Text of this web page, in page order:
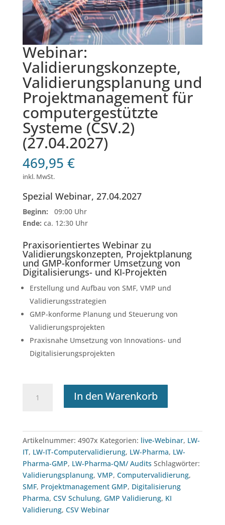
Webinar:
Validierungskonzepte,
Validierungsplanung und
Projektmanagement für
computergestützte
Systeme (CSV.2)
(27.04.2027)
469,95 €
inkl. MwSt.
Spezial Webinar, 27.04.2027
Beginn: 09:00 Uhr
Ende: ca. 12:30 Uhr
Praxisorientiertes Webinar zu
Validierungskonzepten, Projektplanung
und GMP-konformer Umsetzung von
Digitalisierungs- und KI-Projekten
Erstellung und Aufbau von SMF, VMP und
Validierungsstrategien
GMP-konforme Planung und Steuerung von
Validierungsprojekten
Praxisnahe Umsetzung von Innovations- und
Digitalisierungsprojekten
Validierungskonzepte,
Projektmanagement
computergestützte
Systeme
(27.04.2027)
Menge
In den Warenkorb
Artikelnummer: 4907x Kategorien: live-Webinar, LW-
IT, LW-IT-Computervalidierung, LW-Pharma, LW-
Pharma-GMP, LW-Pharma-QM/ Audits Schlagwörter:
Validierungsplanung, VMP, Computervalidierung,
SMF, Projektmanagement GMP, Digitalisierung
Pharma, CSV Schulung, GMP Validierung, KI
Validierung, CSV Webinar